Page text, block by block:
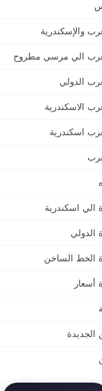
والإسكندرية
الي مرسي مطروح
الدولي
الاسكندرية
اسكندرية
اسكندرية
الخط الساخن